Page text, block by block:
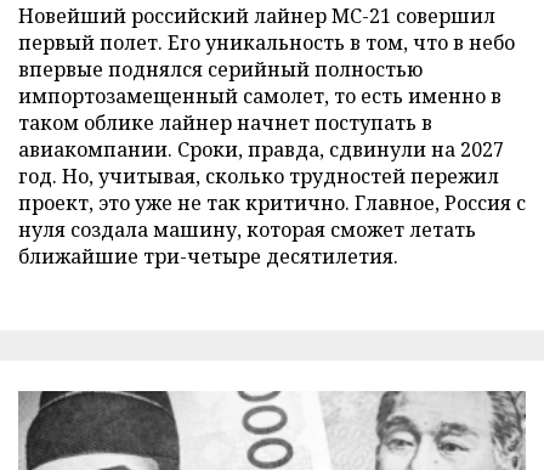
Новейший российский лайнер МС-21 совершил
первый полет. Его уникальность в том, что в небо
впервые поднялся серийный полностью
импортозамещенный самолет, то есть именно в
таком облике лайнер начнет поступать в
авиакомпании. Сроки, правда, сдвинули на 2027
год. Но, учитывая, сколько трудностей пережил
проект, это уже не так критично. Главное, Россия с
нуля создала машину, которая сможет летать
ближайшие три-четыре десятилетия.